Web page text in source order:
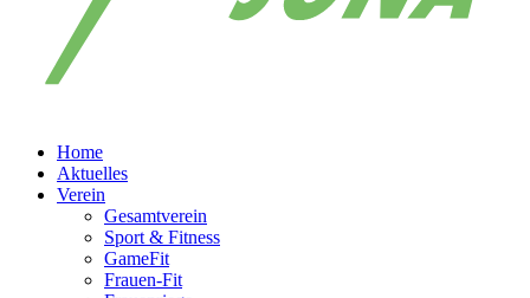
Home
Aktuelles
Verein
Gesamtverein
Sport & Fitness
GameFit
Frauen-Fit